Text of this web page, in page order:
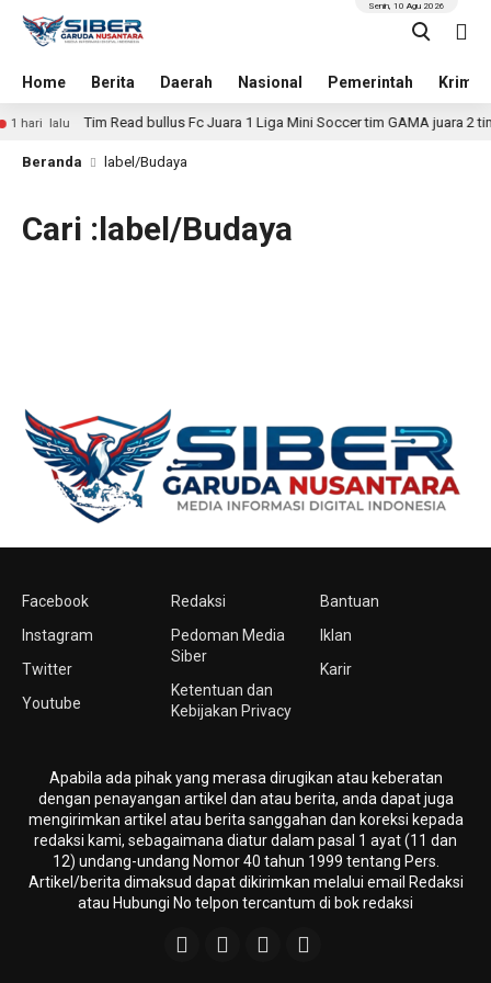
Home Berita Daerah Nasional Pemerintah
Senin, 10 Agu 2026
1 hari lalu Tim Read bullus Fc Juara 1 Liga Mini Soccer tim GAMA juara 2
Beranda label/Budaya
Cari :label/Budaya
Facebook
Instagram
Twitter
Youtube
Redaksi
Pedoman Media
Siber
Ketentuan dan
Kebijakan Privacy
Bantuan
Iklan
Karir
Apabila ada pihak yang merasa dirugikan atau keberatan
dengan penayangan artikel dan atau berita, anda dapat juga
mengirimkan artikel atau berita sanggahan dan koreksi kepada
redaksi kami, sebagaimana diatur dalam pasal 1 ayat (11 dan
12) undang-undang Nomor 40 tahun 1999 tentang Pers.
Artikel/berita dimaksud dapat dikirimkan melalui email Redaksi
atau Hubungi No telpon tercantum di bok redaksi